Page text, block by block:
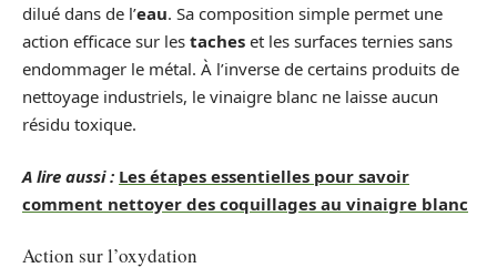
dilué dans de l’eau. Sa composition simple permet une
action efficace sur les taches et les surfaces ternies sans
endommager le métal. À l’inverse de certains produits de
nettoyage industriels, le vinaigre blanc ne laisse aucun
résidu toxique.
A lire aussi : Les étapes essentielles pour savoir
comment nettoyer des coquillages au vinaigre blanc
Action sur l’oxydation